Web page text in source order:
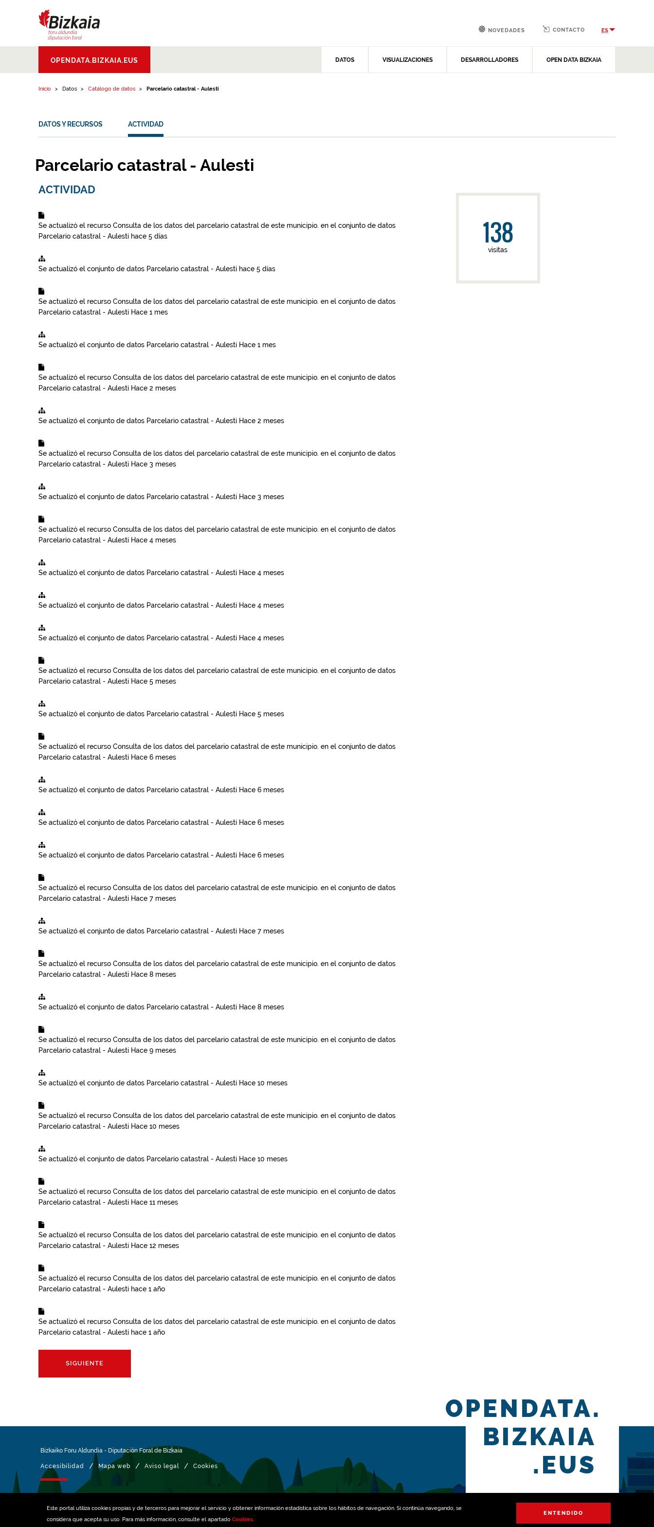
Este portal utiliza cookies propias y de terceros para mejorar el servicio y obtener información estadística sobre los hábitos de navegación. Si continúa navegando, se
considera que acepta su uso. Para más información, consulte el apartado Cookies.
ENTENDIDO
Aldundia.Diputacion
Foral de Bizkaia
OPENDATA.BIZKAIA.EUS DATOS VISUALIZACIONES DESARROLLADORES OPEN DATA BIZKAIA
NOVEDADES CONTACTO ES
Inicio Datos Catálogo de datos Parcelario catastral - Aulesti
DATOS Y RECURSOS ACTIVIDAD
Parcelario catastral - Aulesti
ACTIVIDAD
Se actualizó el recurso Consulta de los datos del parcelario catastral de este municipio. en el conjunto de datos
Parcelario catastral - Aulesti hace 5 días
Se actualizó el conjunto de datos Parcelario catastral - Aulesti hace 5 días
Se actualizó el recurso Consulta de los datos del parcelario catastral de este municipio. en el conjunto de datos
Parcelario catastral - Aulesti Hace 1 mes
Se actualizó el conjunto de datos Parcelario catastral - Aulesti Hace 1 mes
Se actualizó el recurso Consulta de los datos del parcelario catastral de este municipio. en el conjunto de datos
Parcelario catastral - Aulesti Hace 2 meses
Se actualizó el conjunto de datos Parcelario catastral - Aulesti Hace 2 meses
Se actualizó el recurso Consulta de los datos del parcelario catastral de este municipio. en el conjunto de datos
Parcelario catastral - Aulesti Hace 3 meses
Se actualizó el conjunto de datos Parcelario catastral - Aulesti Hace 3 meses
Se actualizó el recurso Consulta de los datos del parcelario catastral de este municipio. en el conjunto de datos
Parcelario catastral - Aulesti Hace 4 meses
Se actualizó el conjunto de datos Parcelario catastral - Aulesti Hace 4 meses
Se actualizó el conjunto de datos Parcelario catastral - Aulesti Hace 4 meses
Se actualizó el conjunto de datos Parcelario catastral - Aulesti Hace 4 meses
Se actualizó el recurso Consulta de los datos del parcelario catastral de este municipio. en el conjunto de datos
Parcelario catastral - Aulesti Hace 5 meses
Se actualizó el conjunto de datos Parcelario catastral - Aulesti Hace 5 meses
Se actualizó el recurso Consulta de los datos del parcelario catastral de este municipio. en el conjunto de datos
Parcelario catastral - Aulesti Hace 6 meses
Se actualizó el conjunto de datos Parcelario catastral - Aulesti Hace 6 meses
Se actualizó el conjunto de datos Parcelario catastral - Aulesti Hace 6 meses
Se actualizó el conjunto de datos Parcelario catastral - Aulesti Hace 6 meses
Se actualizó el recurso Consulta de los datos del parcelario catastral de este municipio. en el conjunto de datos
Parcelario catastral - Aulesti Hace 7 meses
Se actualizó el conjunto de datos Parcelario catastral - Aulesti Hace 7 meses
Se actualizó el recurso Consulta de los datos del parcelario catastral de este municipio. en el conjunto de datos
Parcelario catastral - Aulesti Hace 8 meses
Se actualizó el conjunto de datos Parcelario catastral - Aulesti Hace 8 meses
Se actualizó el recurso Consulta de los datos del parcelario catastral de este municipio. en el conjunto de datos
Parcelario catastral - Aulesti Hace 9 meses
Se actualizó el conjunto de datos Parcelario catastral - Aulesti Hace 10 meses
Se actualizó el recurso Consulta de los datos del parcelario catastral de este municipio. en el conjunto de datos
Parcelario catastral - Aulesti Hace 10 meses
Se actualizó el conjunto de datos Parcelario catastral - Aulesti Hace 10 meses
Se actualizó el recurso Consulta de los datos del parcelario catastral de este municipio. en el conjunto de datos
Parcelario catastral - Aulesti Hace 11 meses
Se actualizó el recurso Consulta de los datos del parcelario catastral de este municipio. en el conjunto de datos
Parcelario catastral - Aulesti Hace 12 meses
Se actualizó el recurso Consulta de los datos del parcelario catastral de este municipio. en el conjunto de datos
Parcelario catastral - Aulesti hace 1 año
Se actualizó el recurso Consulta de los datos del parcelario catastral de este municipio. en el conjunto de datos
Parcelario catastral - Aulesti hace 1 año
SIGUIENTE
138
visitas
Bizkaiko Foru Aldundia - Diputación Foral de Bizkaia
Accesibilidad / Mapa web / Aviso legal / Cookies
OPENDATA.
BIZKAIA
.EUS